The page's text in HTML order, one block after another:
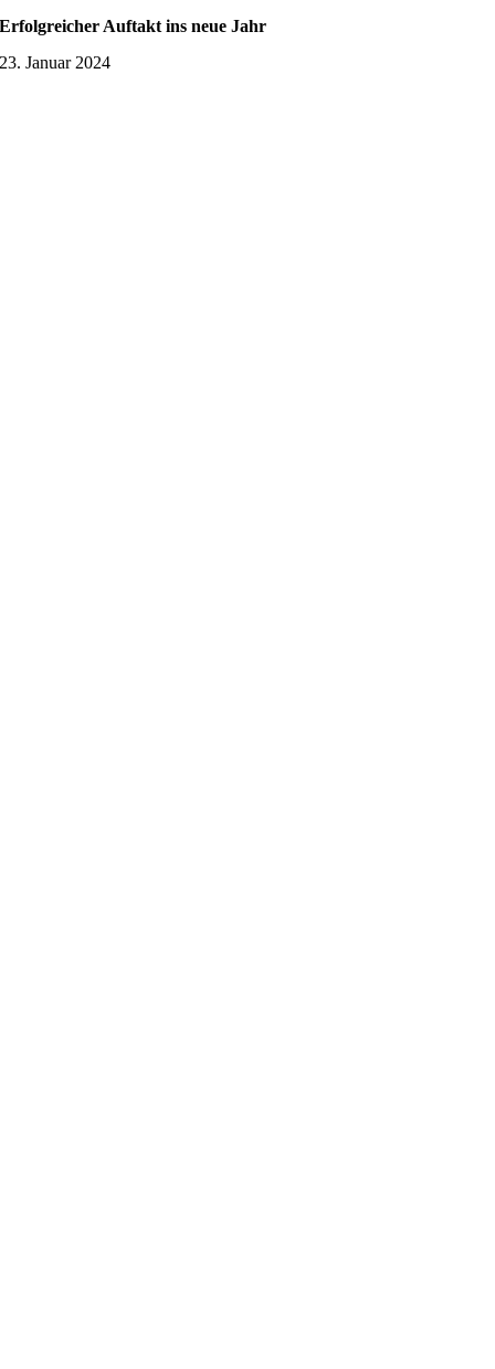
Erfolgreicher Auftakt ins neue Jahr
23. Januar 2024